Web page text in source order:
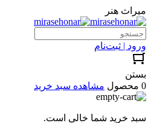
میراث هنر
ورود | ثبت‌نام
بستن
0 محصول
مشاهده سبد خرید
سبد خرید شما خالی است.